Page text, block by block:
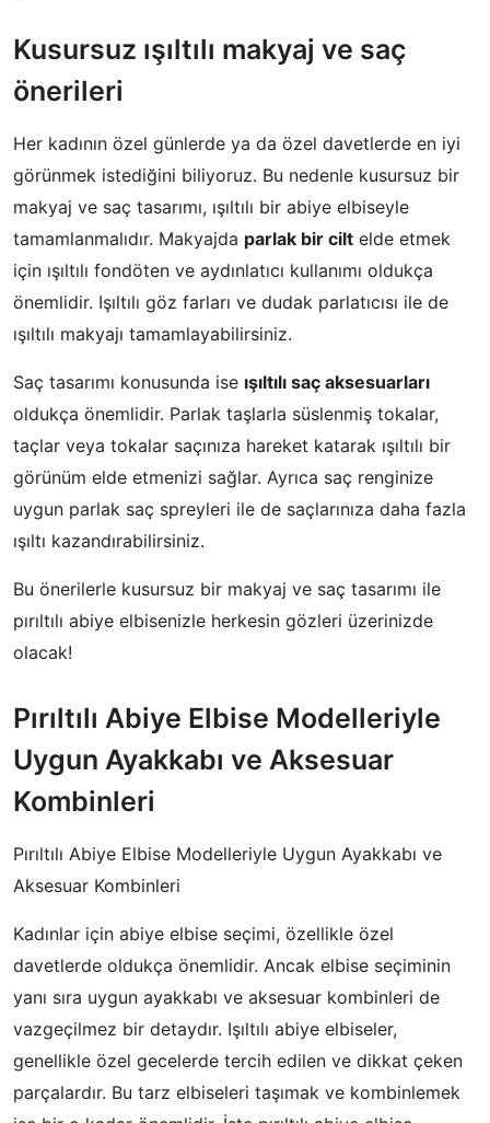
Kusursuz ışıltılı makyaj ve saç
önerileri
Her kadının özel günlerde ya da özel davetlerde en iyi
görünmek istediğini biliyoruz. Bu nedenle kusursuz bir
makyaj ve saç tasarımı, ışıltılı bir abiye elbiseyle
tamamlanmalıdır. Makyajda parlak bir cilt elde etmek
için ışıltılı fondöten ve aydınlatıcı kullanımı oldukça
önemlidir. Işıltılı göz farları ve dudak parlatıcısı ile de
ışıltılı makyajı tamamlayabilirsiniz.
Saç tasarımı konusunda ise ışıltılı saç aksesuarları
oldukça önemlidir. Parlak taşlarla süslenmiş tokalar,
taçlar veya tokalar saçınıza hareket katarak ışıltılı bir
görünüm elde etmenizi sağlar. Ayrıca saç renginize
uygun parlak saç spreyleri ile de saçlarınıza daha fazla
ışıltı kazandırabilirsiniz.
Bu önerilerle kusursuz bir makyaj ve saç tasarımı ile
pırıltılı abiye elbisenizle herkesin gözleri üzerinizde
olacak!
Pırıltılı Abiye Elbise Modelleriyle
Uygun Ayakkabı ve Aksesuar
Kombinleri
Pırıltılı Abiye Elbise Modelleriyle Uygun Ayakkabı ve
Aksesuar Kombinleri
Kadınlar için abiye elbise seçimi, özellikle özel
davetlerde oldukça önemlidir. Ancak elbise seçiminin
yanı sıra uygun ayakkabı ve aksesuar kombinleri de
vazgeçilmez bir detaydır. Işıltılı abiye elbiseler,
genellikle özel gecelerde tercih edilen ve dikkat çeken
parçalardır. Bu tarz elbiseleri taşımak ve kombinlemek